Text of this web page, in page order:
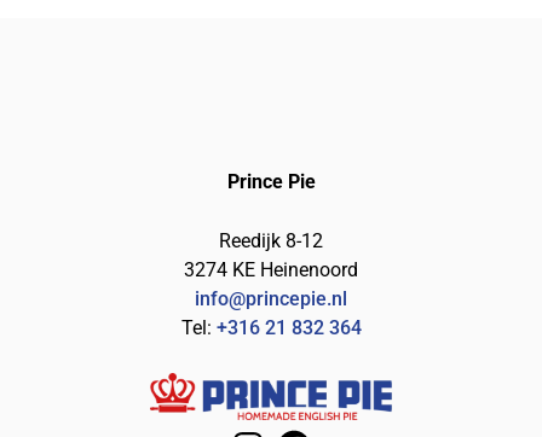
Prince Pie
Reedijk 8-12
3274 KE Heinenoord
info@princepie.nl
Tel: +316 21 832 364